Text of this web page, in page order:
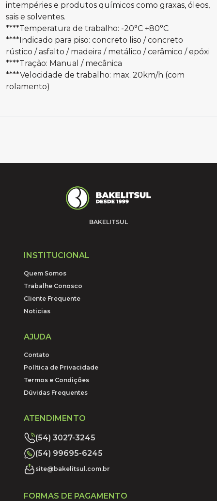
intempéries e produtos químicos como graxas, óleos,
sais e solventes.
****Temperatura de trabalho: -20°C +80°C
****Indicado para piso: concreto liso / concreto
rústico / asfalto / madeira / metálico / cerâmico / epóxi
****Tração: Manual / mecânica
****Velocidade de trabalho: max. 20km/h (com
rolamento)
BAKELITSUL
INSTITUCIONAL
Quem Somos
Trabalhe Conosco
Cliente Frequente
Noticias
AJUDA
Contato
Política de Privacidade
Termos e Condições
Dúvidas Frequentes
ATENDIMENTO
(54) 3027-3245
(54) 99695-6245
site@bakelitsul.com.br
FORMAS DE PAGAMENTO